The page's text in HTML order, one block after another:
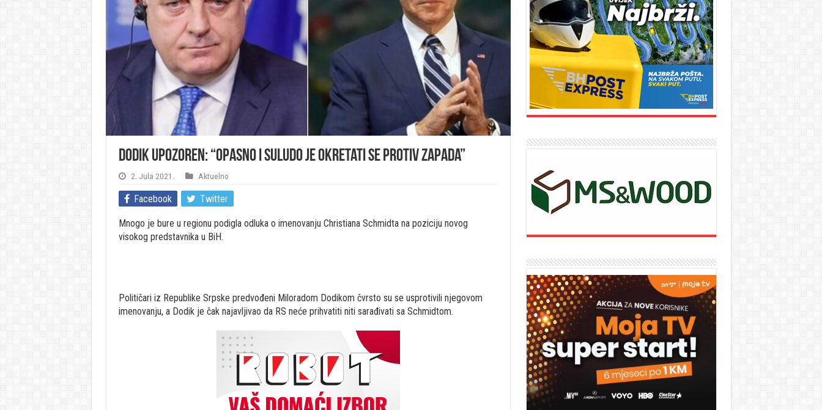
Dodik upozoren: “Opasno i suludo je okretati se protiv Zapada”
2. Jula 2021. Aktuelno
Facebook Twitter
Mnogo je bure u regionu podigla odluka o imenovanju Christiana Schmidta na poziciju novog
visokog predstavnika u BiH.
Političari iz Republike Srpske predvođeni Miloradom Dodikom čvrsto su se usprotivili njegovom
imenovanju, a Dodik je čak najavljivao da RS neće prihvatiti niti sarađivati sa Schmidtom.